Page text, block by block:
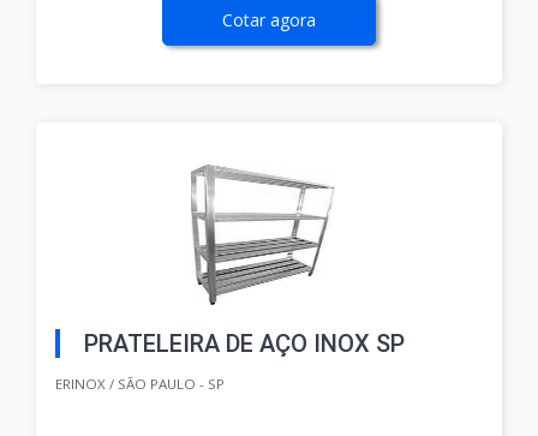
Cotar agora
PRATELEIRA DE AÇO INOX SP
ERINOX / SÃO PAULO - SP